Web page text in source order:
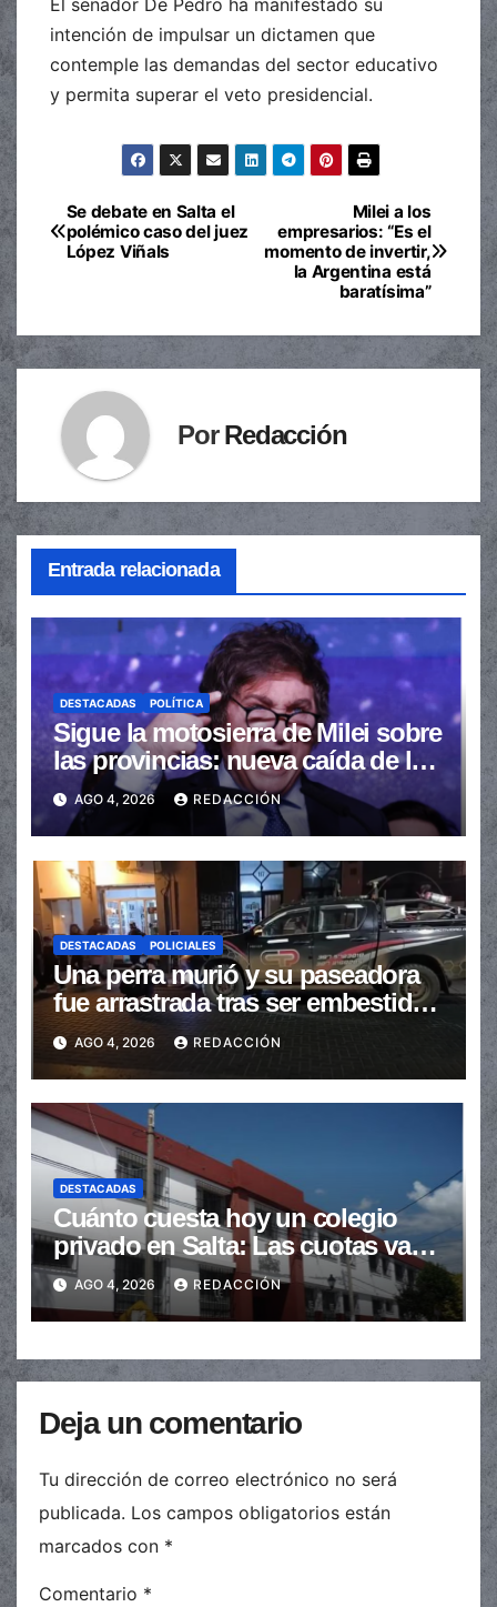
intención de impulsar un dictamen que
contemple las demandas del sector educativo
y permita superar el veto presidencial.
Navegación
de
Milei a los
empresarios: “Es el
momento de invertir,
la Argentina está
baratísima”
Se debate en Salta el
polémico caso del juez
López Viñals
PorRedacción
Entrada relacionada
DESTACADAS POLÍTICA
Sigue la motosierra de Milei sobre
las provincias: nueva caída de las
transferencias no automáticas
AGO 4, 2026 REDACCIÓN
DESTACADAS POLICIALES
Una perra murió y su paseadora
fue arrastrada tras ser embestidas
en la senda peatonal
AGO 4, 2026 REDACCIÓN
DESTACADAS
Cuánto cuesta hoy un colegio
privado en Salta: Las cuotas van
de $110.000 a más de $600.000
AGO 4, 2026 REDACCIÓN
Deja un comentario
Tu dirección de correo electrónico no será
publicada. Los campos obligatorios están
marcados con *
Comentario *